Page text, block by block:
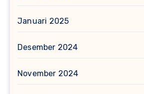
Januari 2025
Desember 2024
November 2024